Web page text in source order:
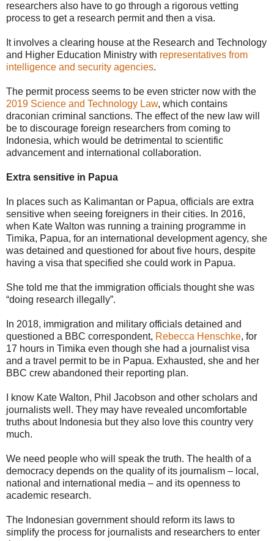
researchers also have to go through a rigorous vetting
process to get a research permit and then a visa.
It involves a clearing house at the Research and Technology
and Higher Education Ministry with representatives from
intelligence and security agencies.
The permit process seems to be even stricter now with the
2019 Science and Technology Law, which contains
draconian criminal sanctions. The effect of the new law will
be to discourage foreign researchers from coming to
Indonesia, which would be detrimental to scientific
advancement and international collaboration.
Extra sensitive in Papua
In places such as Kalimantan or Papua, officials are extra
sensitive when seeing foreigners in their cities. In 2016,
when Kate Walton was running a training programme in
Timika, Papua, for an international development agency, she
was detained and questioned for about five hours, despite
having a visa that specified she could work in Papua.
She told me that the immigration officials thought she was
“doing research illegally”.
In 2018, immigration and military officials detained and
questioned a BBC correspondent, Rebecca Henschke, for
17 hours in Timika even though she had a journalist visa
and a travel permit to be in Papua. Exhausted, she and her
BBC crew abandoned their reporting plan.
I know Kate Walton, Phil Jacobson and other scholars and
journalists well. They may have revealed uncomfortable
truths about Indonesia but they also love this country very
much.
We need people who will speak the truth. The health of a
democracy depends on the quality of its journalism – local,
national and international media – and its openness to
academic research.
The Indonesian government should reform its laws to
simplify the process for journalists and researchers to enter